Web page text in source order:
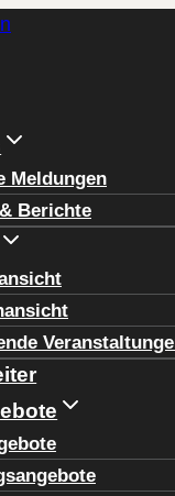
Meldungen
Berichte